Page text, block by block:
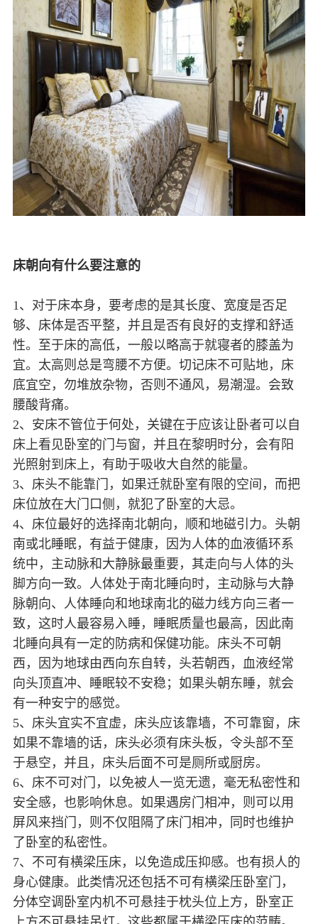
床朝向有什么要注意的
1、对于床本身，要考虑的是其长度、宽度是否足
够、床体是否平整，并且是否有良好的支撑和舒适
性。至于床的高低，一般以略高于就寝者的膝盖为
宜。太高则总是弯腰不方便。切记床不可贴地，床
底宜空，勿堆放杂物，否则不通风，易潮湿。会致
腰酸背痛。
2、安床不管位于何处，关键在于应该让卧者可以自
床上看见卧室的门与窗，并且在黎明时分，会有阳
光照射到床上，有助于吸收大自然的能量。
3、床头不能靠门，如果迁就卧室有限的空间，而把
床位放在大门口侧，就犯了卧室的大忌。
4、床位最好的选择南北朝向，顺和地磁引力。头朝
南或北睡眠，有益于健康，因为人体的血液循环系
统中，主动脉和大静脉最重要，其走向与人体的头
脚方向一致。人体处于南北睡向时，主动脉与大静
脉朝向、人体睡向和地球南北的磁力线方向三者一
致，这时人最容易入睡，睡眠质量也最高，因此南
北睡向具有一定的防病和保健功能。床头不可朝
西，因为地球由西向东自转，头若朝西，血液经常
向头顶直冲、睡眠较不安稳；如果头朝东睡，就会
有一种安宁的感觉。
5、床头宜实不宜虚，床头应该靠墙，不可靠窗，床
如果不靠墙的话，床头必须有床头板，令头部不至
于悬空，并且，床头后面不可是厕所或厨房。
6、床不可对门，以免被人一览无遗，毫无私密性和
安全感，也影响休息。如果遇房门相冲，则可以用
屏风来挡门，则不仅阻隔了床门相冲，同时也维护
了卧室的私密性。
7、不可有横梁压床，以免造成压抑感。也有损人的
身心健康。此类情况还包括不可有横梁压卧室门，
分体空调卧室内机不可悬挂于枕头位上方，卧室正